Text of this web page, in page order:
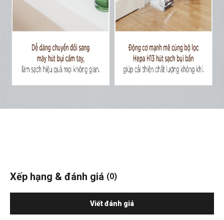
Xếp hạng & đánh giá (0)
Viết đánh giá